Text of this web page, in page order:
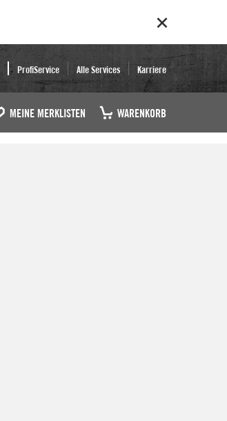
ProfiService Alle Services Karriere
MEINE MERKLISTEN WARENKORB